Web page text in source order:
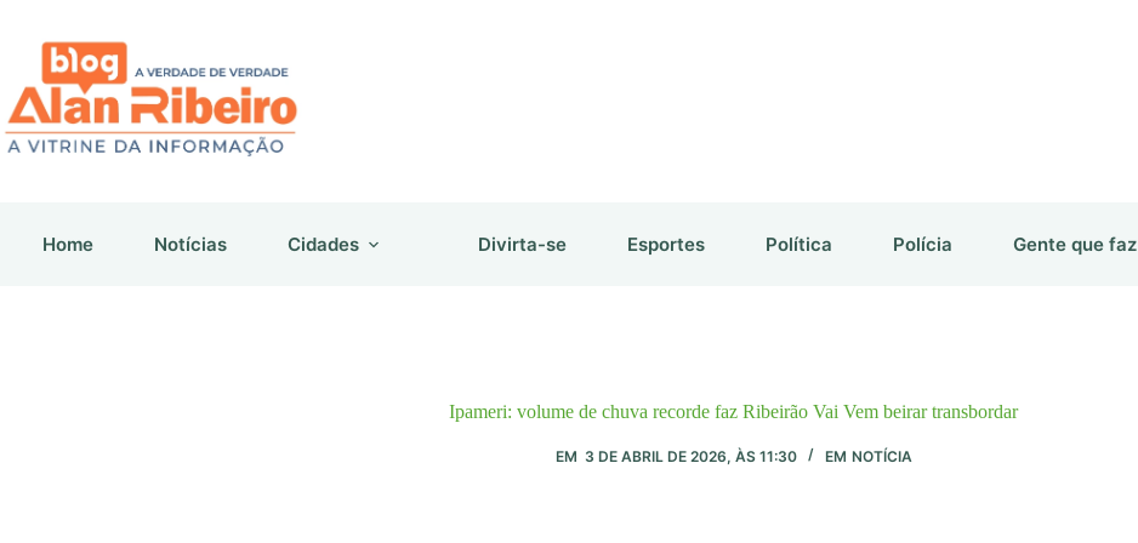
conteúdo
Home Notícias Cidades Divirta-se Esportes Política Polícia Gente que faz
Ipameri: volume de chuva recorde faz Ribeirão Vai Vem beirar transbordar
EM 3 DE ABRIL DE 2026, ÀS 11:30 EM NOTÍCIA